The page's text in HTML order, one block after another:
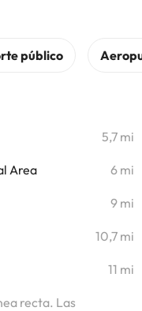
5,7 mi
Area 6 mi
9 mi
10,7 mi
11 mi
recta. Las